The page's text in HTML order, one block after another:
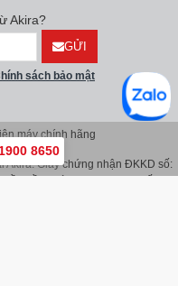
Akira?
GỬI
sách bảo mật
máy chính hãng
Akira. Giấy chứng nhận ĐKKD số:
1900 8650